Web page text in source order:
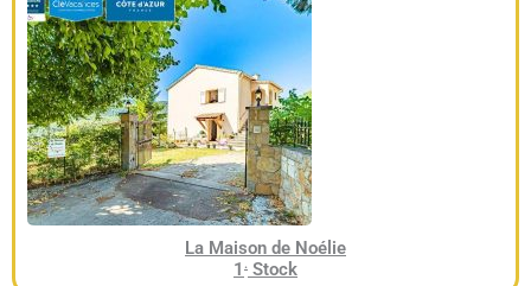
La Maison de Noélie
1 . Stock